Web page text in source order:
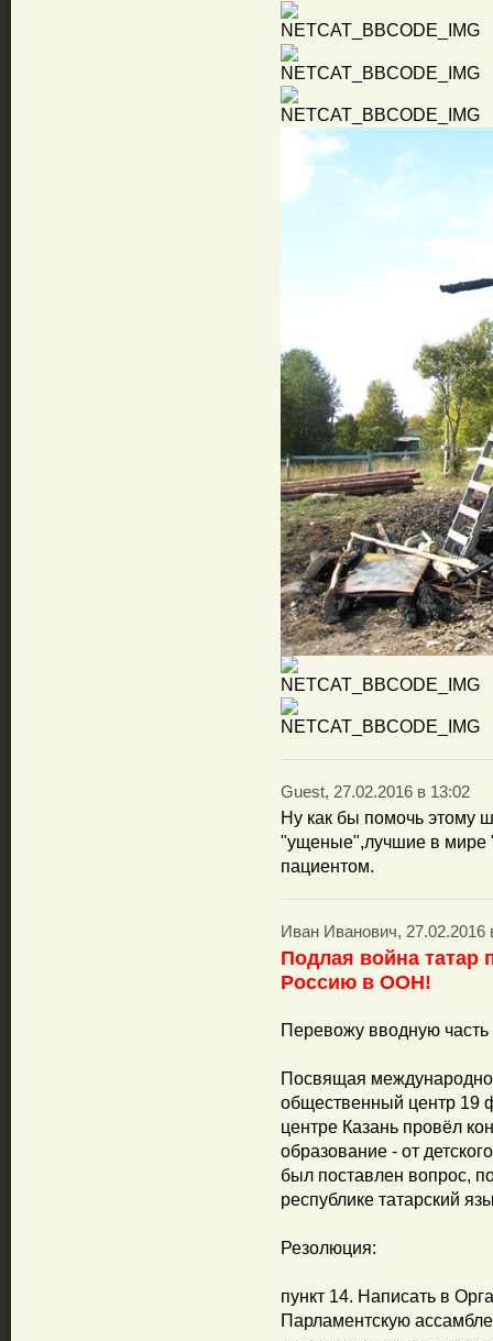
Guest, 27.02.2016 в 13:02
Ну как бы помочь этому
"ущеные",лучшие в мире
пациентом.
Иван Иванович, 27.02.2016
Подлая война татар
Россию в ООН!
Перевожу вводную часть
Посвящая
общественный центр 19
центре Казань провёл
образование - от
был поставлен вопрос,
республике татарский
Резолюция:
пункт 14. Написать в
Парламентскую